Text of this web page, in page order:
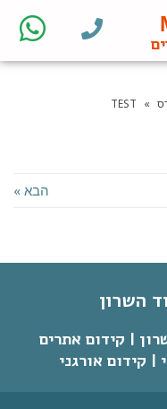
»
TEST
הבא »
השרון
| קידום אתרים
| קידום אורגני